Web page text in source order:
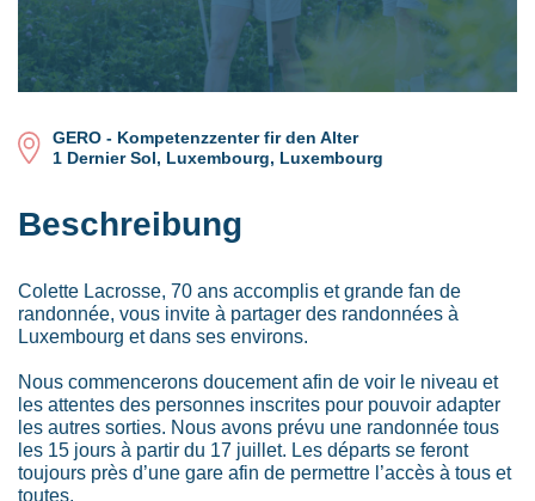
GERO - Kompetenzzenter fir den Alter
1 Dernier Sol, Luxembourg, Luxembourg
Beschreibung
Colette Lacrosse, 70 ans accomplis et grande fan de
randonnée, vous invite à partager des randonnées à
Luxembourg et dans ses environs.
Nous commencerons doucement afin de voir le niveau et
les attentes des personnes inscrites pour pouvoir adapter
les autres sorties. Nous avons prévu une randonnée tous
les 15 jours à partir du 17 juillet. Les départs se feront
toujours près d’une gare afin de permettre l’accès à tous et
toutes.